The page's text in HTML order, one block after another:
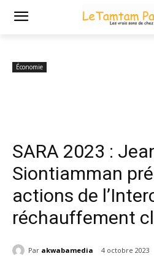
Accueil
SARA 2023 : Jean
Économie
SARA 2023 :
Siontiamman
actions de
réchauffement
Par akwabamedia 4 octobre 2023